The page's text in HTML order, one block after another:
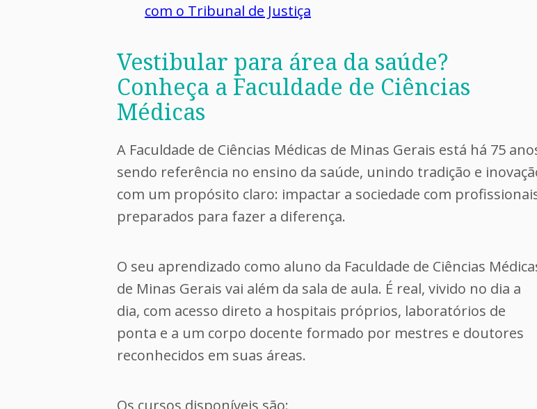
com o Tribunal de Justiça
Vestibular para área da saúde?
Conheça a Faculdade de Ciências
Médicas
A Faculdade de Ciências Médicas de Minas Gerais está há 75
sendo referência no ensino da saúde, unindo tradição e
com um propósito claro: impactar a sociedade com
preparados para fazer a diferença.
O seu aprendizado como aluno da Faculdade de Ciências
de Minas Gerais vai além da sala de aula. É real, vivido no dia a
dia, com acesso direto a hospitais próprios, laboratórios de
ponta e a um corpo docente formado por mestres e doutores
reconhecidos em suas áreas.
Os cursos disponíveis são: